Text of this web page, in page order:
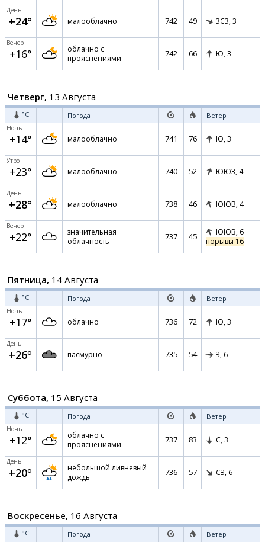
День
+24° малооблачно 742 49 ЗСЗ, 3
Вечер
+16°
облачно с
прояснениями
742 66 Ю, 3
Четверг, 13 Августа
°C Погода Ветер
Ночь
+14° малооблачно 741 76 Ю, 3
Утро
+23° малооблачно 740 52 ЮЮЗ, 4
День
+28° малооблачно 738 46 ЮЮВ, 4
Вечер
+22°
значительная
облачность
737 45 ЮЮВ, 6
порывы 16
Пятница, 14 Августа
°C Погода Ветер
Ночь
+17° облачно 736 72 Ю, 3
День
+26° пасмурно 735 54 З, 6
Суббота, 15 Августа
°C Погода Ветер
Ночь
+12°
облачно с
прояснениями
737 83 С, 3
День
+20°
небольшой ливневый
дождь
736 57 СЗ, 6
Воскресенье, 16 Августа
°C Погода Ветер